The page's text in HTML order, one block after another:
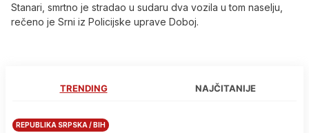
Stanari, smrtno je stradao u sudaru dva vozila u tom naselju,
rečeno je Srni iz Policijske uprave Doboj.
TRENDING NAJČITANIJE
REPUBLIKA SRPSKA / BIH